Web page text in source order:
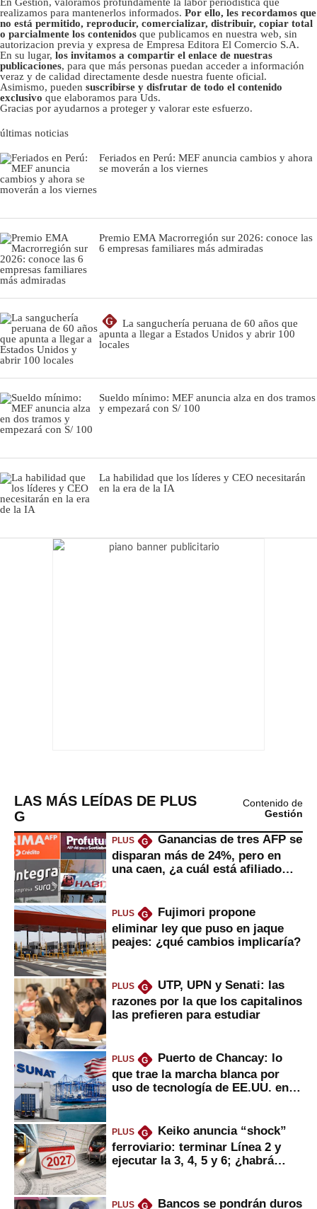
realizamos para mantenerlos informados. Por ello, les recordamos que
no está permitido, reproducir, comercializar, distribuir, copiar total
o parcialmente los contenidos que publicamos en nuestra web, sin
autorizacion previa y expresa de Empresa Editora El Comercio S.A.
En su lugar, los invitamos a compartir el enlace de nuestras
publicaciones, para que más personas puedan acceder a información
veraz y de calidad directamente desde nuestra fuente oficial.
Asimismo, pueden suscribirse y disfrutar de todo el contenido
exclusivo que elaboramos para Uds.
Gracias por ayudarnos a proteger y valorar este esfuerzo.
últimas noticias
Feriados en Perú: MEF anuncia cambios y ahora
se moverán a los viernes
Premio EMA Macrorregión sur 2026: conoce las
6 empresas familiares más admiradas
G
La sanguchería peruana de 60 años que
apunta a llegar a Estados Unidos y abrir 100
locales
Sueldo mínimo: MEF anuncia alza en dos tramos
y empezará con S/ 100
La habilidad que los líderes y CEO necesitarán
en la era de la IA
LAS MÁS LEÍDAS DE PLUS
G
Contenido de
Gestión
PLUS G
Ganancias de tres AFP se
disparan más de 24%, pero en
una caen, ¿a cuál está afiliado
PLUS G
Fujimori propone
eliminar ley que puso en jaque
peajes: ¿qué cambios implicaría?
PLUS G
UTP, UPN y Senati: las
razones por la que los capitalinos
las prefieren para estudiar
PLUS G
Puerto de Chancay: lo
que trae la marcha blanca por
uso de tecnología de EE.UU. en
PLUS G
Keiko anuncia “shock”
ferroviario: terminar Línea 2 y
ejecutar la 3, 4, 5 y 6; ¿habrá
PLUS G Bancos se pondrán duros